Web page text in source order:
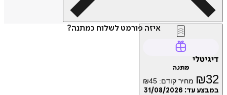
איזה פורמט לשלוח כמתנה?
דיגיטלי
מתנה
₪32 מחיר קודם: ₪45
במבצע עד: 31/08/2026